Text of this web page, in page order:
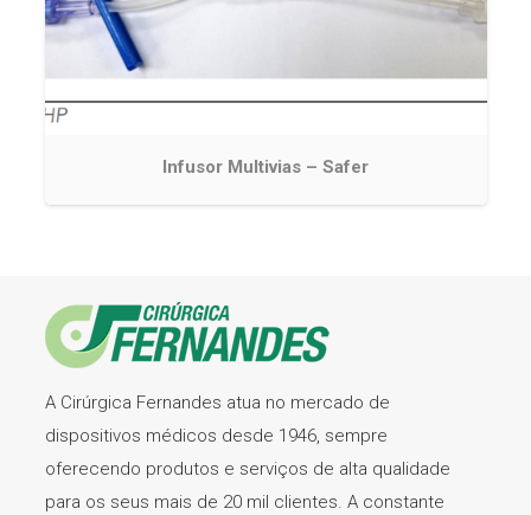
Infusor Multivias – Safer
A Cirúrgica Fernandes atua no mercado de
dispositivos médicos desde 1946, sempre
oferecendo produtos e serviços de alta qualidade
para os seus mais de 20 mil clientes. A constante